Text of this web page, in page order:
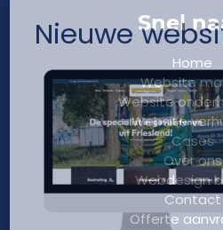
Snel
Home
Website
Website
Website
Cases
Over ons
Webdesign
Contact
Offerte
Nieuwe